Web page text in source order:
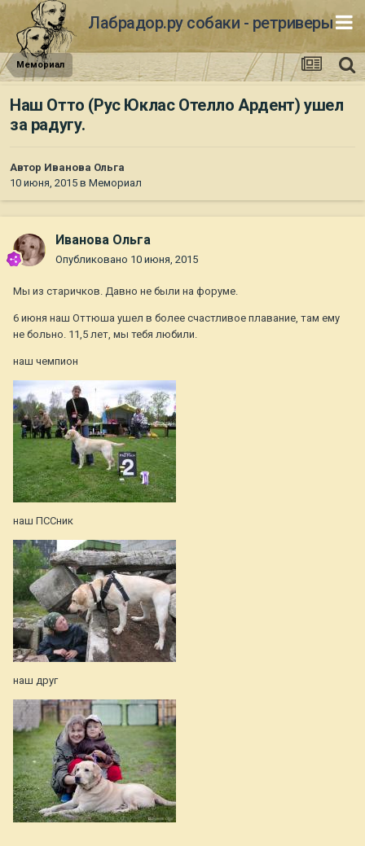
Лабрадор.ру собаки - ретриверы
Мемориал
Наш Отто (Рус Юклас Отелло Ардент) ушел
за радугу.
Автор Иванова Ольга
10 июня, 2015 в Мемориал
Иванова Ольга
Опубликовано 10 июня, 2015
Мы из старичков. Давно не были на форуме.
6 июня наш Оттюша ушел в более счастливое плавание, там ему
не больно. 11,5 лет, мы тебя любили.
наш чемпион
наш ПССник
наш друг